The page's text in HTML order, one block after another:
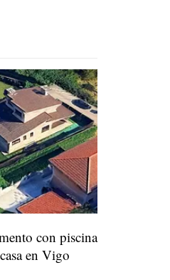
con piscina
en Vigo